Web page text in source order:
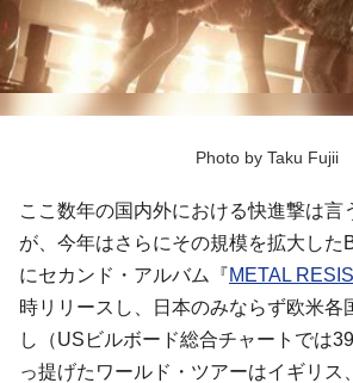
Photo by Taku Fujii
ここ数年の国内外における快進撃は言
が、今年はさらにその規模を拡大した
にセカンド・アルバム『METAL
時リリースし、日本のみならず欧米各
し（USビルボード総合チャートでは
っ提げたワールド・ツアーはイギリス